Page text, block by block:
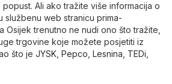
Ali ako tražite više informacija o
službenu web stranicu prima-
Osijek trenutno ne nudi ono što tražite,
trgovine koje možete posjetiti iz
što je JYSK Pepco Lesnina TEDi